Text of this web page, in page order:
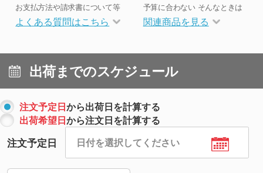
お支払方法や請求書について等
よくある質問はこちら
予算に合わない そんなときは
関連商品を見る
出荷までのスケジュール
注文予定日から出荷日を計算する
出荷希望日から注文日を計算する
注文予定日